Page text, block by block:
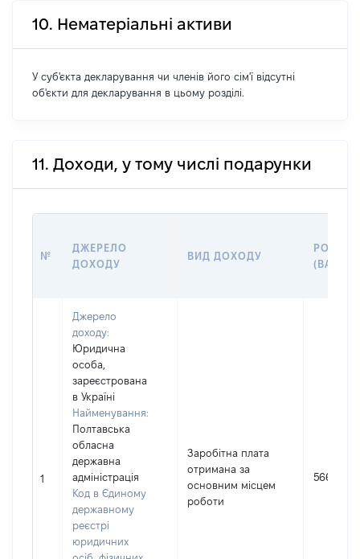
10. Нематеріальні активи
У суб'єкта декларування чи членів його сім'ї відсутні
об'єкти для декларування в цьому розділі.
11. Доходи, у тому числі подарунки
№
ДЖЕРЕЛО
ДОХОДУ
ВИД ДОХОДУ
РОЗМІР
1
Джерело
доходу:
Юридична
особа,
зареєстрована
в Україні
Найменування:
Полтавська
обласна
державна
адміністрація
Код в Єдиному
державному
реєстрі
юридичних
Заробітна плата
отримана за
основним місцем
роботи
56639